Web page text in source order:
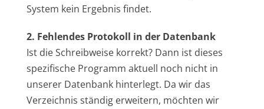
System kein Ergebnis findet.
2. Fehlendes Protokoll in der Datenbank
Ist die Schreibweise korrekt? Dann ist dieses
spezifische Programm aktuell noch nicht in
unserer Datenbank hinterlegt. Da wir das
Verzeichnis ständig erweitern, möchten wir